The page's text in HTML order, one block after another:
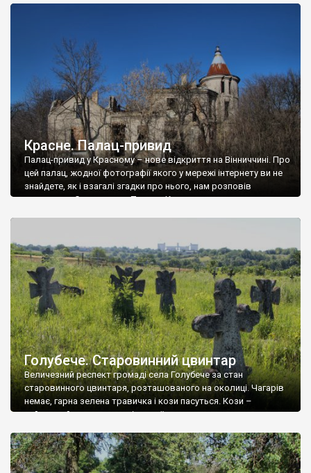
Красне. Палац-привид
Палац-привид у Красному – нове відкриття на Вінниччині. Про
цей палац, жодної фотографії якого у мережі інтернету ви не
знайдете, як і взагалі згадки про нього, нам розповів
мешканець Самгородка. Палац у Красному вразив не лише
Голубече. Старовинний цвинтар
Величезний респект громаді села Голубече за стан
старовинного цвинтаря, розташованого на околиці. Чагарів
немає, гарна зелена травичка і кози пасуться. Кози –
найкращий регулятор шкідливої, для старих кладовищ,
бруньками, кози ті бруньки обгризають, бо то улюблений
делікатес. На цвинтарі у Голубечому ціла колекція
різноманітних форм хрестів. Село відносно невелике, […]